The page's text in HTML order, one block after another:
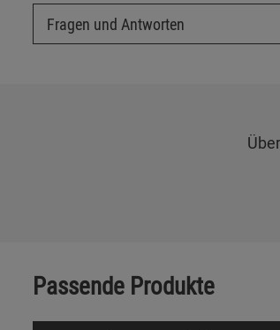
Fragen und Antworten
Passende Produkte